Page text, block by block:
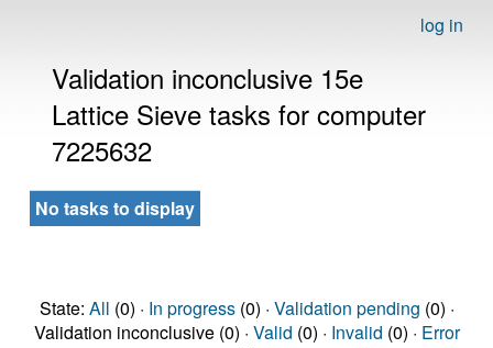
log in
Validation inconclusive 15e
Lattice Sieve tasks for computer
7225632
No tasks to display
State: All (0) · In progress(0) · Validation pending (0) ·
Validation inconclusive (0) · Valid (0) · Invalid (0) · Error